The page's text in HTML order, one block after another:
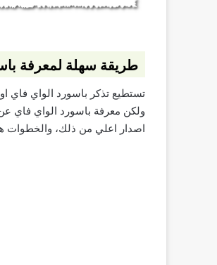
طريقة سهلة لمعرفة
تستطيع تذكر باسورد الواي فاي
اصدار اعلي من ذلك، والخطوات